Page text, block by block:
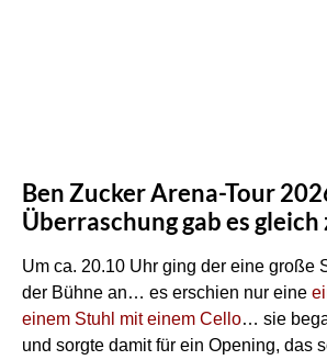
Ben Zucker Arena-Tour
Überraschung gab es gleich
Um ca. 20.10 Uhr ging der eine große
der Bühne an… es erschien nur eine
einem Stuhl mit einem Cello… sie
und sorgte damit für ein Opening, das